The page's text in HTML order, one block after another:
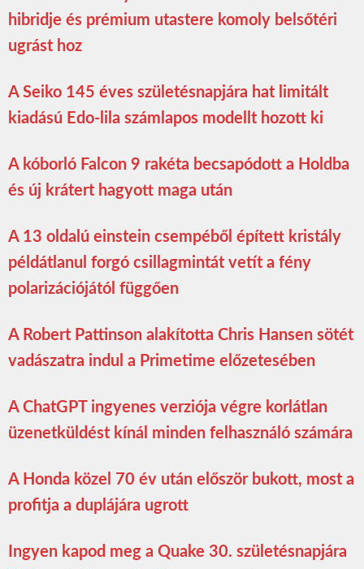
hibridje és prémium utastere komoly belsőtéri
ugrást hoz
A Seiko 145 éves születésnapjára hat limitált
kiadású Edo-lila számlapos modellt hozott ki
A kóborló Falcon 9 rakéta becsapódott a Holdba
és új krátert hagyott maga után
A 13 oldalú einstein csempéből épített kristály
példátlanul forgó csillagmintát vetít a fény
polarizációjától függően
A Robert Pattinson alakította Chris Hansen sötét
vadászatra indul a Primetime előzetesében
A ChatGPT ingyenes verziója végre korlátlan
üzenetküldést kínál minden felhasználó számára
A Honda közel 70 év után először bukott, most a
profitja a duplájára ugrott
Ingyen kapod meg a Quake 30. születésnapjára